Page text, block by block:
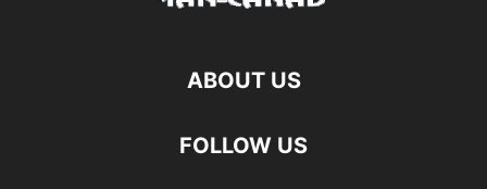
ABOUT US
FOLLOW US